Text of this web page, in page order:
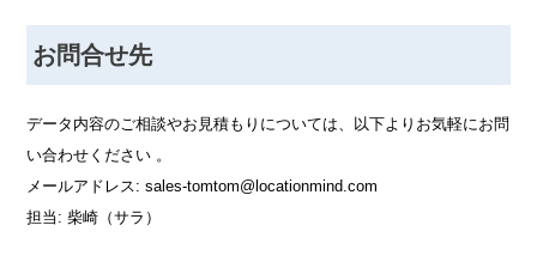
お問合せ先
データ内容のご相談やお見積もりについては、以下よりお気軽にお問
い合わせください 。
メールアドレス: sales-tomtom@locationmind.com
担当: 柴崎（サラ）